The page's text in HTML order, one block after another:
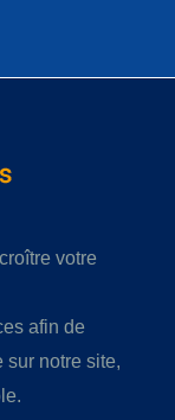
votre
afin de
sur notre site,